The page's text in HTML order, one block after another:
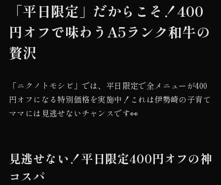
「平日限定」だからこそ！400
円オフで味わうA5ランク和牛の
贅沢
「ニクノトモシビ」では、平日限定で全メニューが400
円オフになる特別価格を実施中！これは伊勢崎の子育て
ママには見逃せないチャンスです👀
見逃せない！平日限定400円オフの神
コスパ